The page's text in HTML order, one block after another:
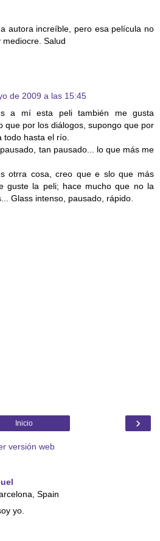
autora increíble, pero esa película no
mediocre. Salud
de 2009 a las 15:45
a mí esta peli también me gusta
que por los diálogos, supongo que por
todo hasta el río.
tan pausado... lo que más me
otrra cosa, creo que e slo que más
guste la peli; hace mucho que no la
Glass intenso, pausado, rápido.
›
Inicio
versión web
Spain
yo.